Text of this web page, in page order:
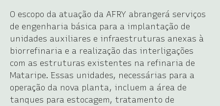
O escopo da atuação da AFRY abrangerá serviços
de engenharia básica para a implantação de
unidades auxiliares e infraestruturas anexas à
biorrefinaria e a realização das interligações
com as estruturas existentes na refinaria de
Mataripe. Essas unidades, necessárias para a
operação da nova planta, incluem a área de
tanques para estocagem, tratamento de